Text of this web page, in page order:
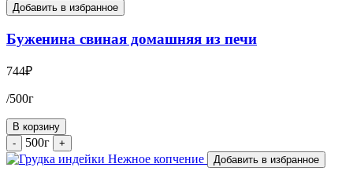
Добавить в избранное
Буженина свиная домашняя из печи
744₽
/500г
В корзину
-
500г
+
Добавить в избранное